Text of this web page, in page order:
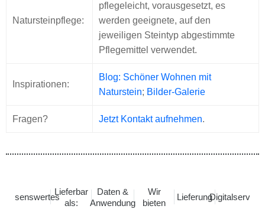
Natursteinpflege:
pflegeleicht, vorausgesetzt, es
werden geeignete, auf den
jeweiligen Steintyp abgestimmte
Pflegemittel verwendet.
Inspirationen:
Blog: Schöner Wohnen mit
Naturstein; Bilder-Galerie
Fragen? Jetzt Kontakt aufnehmen.
Wissenswertes
Lieferbar
als:
Daten &
Anwendung
Wir
bieten
LieferungDigitalservice